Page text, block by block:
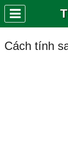
Cách tính